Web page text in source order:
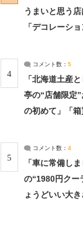
うまいと思う
「デコレーシ
4
コメント数： 5
「北海道土産
亭の“店舗限定
の初めて」「箱
5
コメント数： 4
「車に常備し
の“1980円ク
ょうどいい大